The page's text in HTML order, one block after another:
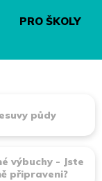
PRO ŠKOLY
půdy
výbuchy - Jste
připraveni?